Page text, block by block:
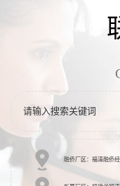
融侨厂区：福清融侨